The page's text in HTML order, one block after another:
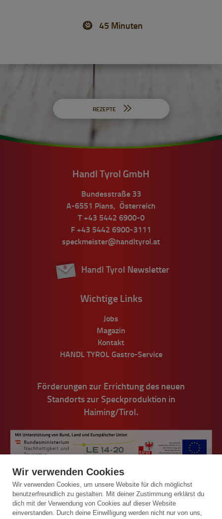
45 Minuten
REZEPTE
Handl Tyrol GmbH
Bundesstraße 33
A-6551
Pians, Österreich
T +43 5442 6900-0
F +43 5442 6900-3111
speckmeister@handltyrol.at
Handl Tyrol Newsletter
Wichtige Links
Jobs
Magazin
Kontakt
HANDL TYROL Gastro-Service
Förderungen zur Errichtung des neuen
Standorts zur Speckproduktion in
Haiming/Tirol.
Wir verwenden Cookies
Wir verwenden Cookies, um unsere Website für dich möglichst
benutzerfreundlich zu gestalten. Mit deiner Zustimmung erklärst du
dich mit der Verwendung von Cookies auf dieser Website
einverstanden. Durch deine Einwilligung werden nicht nur von uns,